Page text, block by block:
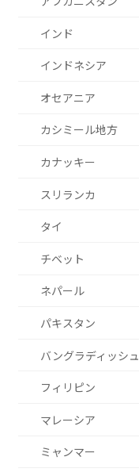
インド
インドネシア
オセアニア
カシミール地方
カナッキー
スリランカ
タイ
チベット
ネパール
パキスタン
バングラディッシュ
フィリピン
マレーシア
ミャンマー